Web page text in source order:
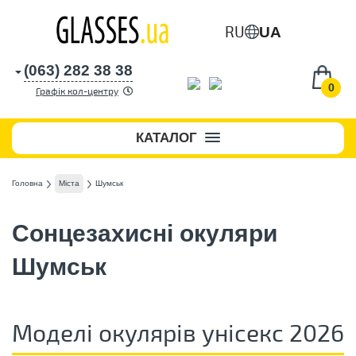
RU UA
0
(063) 282 38 38
Графік кол-центру
КАТАЛОГ
Головна Міста Шумськ
Сонцезахисні окуляри
Шумськ
Моделі окулярів унісекс 2026